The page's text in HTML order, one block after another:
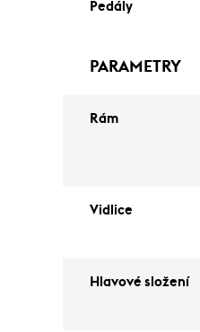
Pedály
PARAMETRY
Rám
Vidlice
Hlavové složení